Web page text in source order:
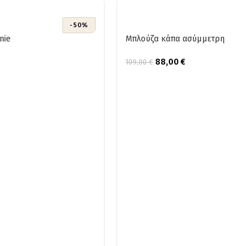
-50%
Μπλούζα κάπα ασύμμετρη
109,00€ 88,00 €